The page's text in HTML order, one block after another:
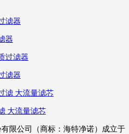
器
滤器
大流量滤芯
限公司（商标：海特净诺）成立于